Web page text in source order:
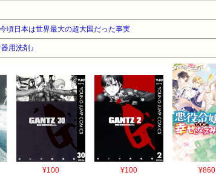
頃日本は世界最大の超大国だった事実
用洗剤』
¥100 ¥100 ¥860